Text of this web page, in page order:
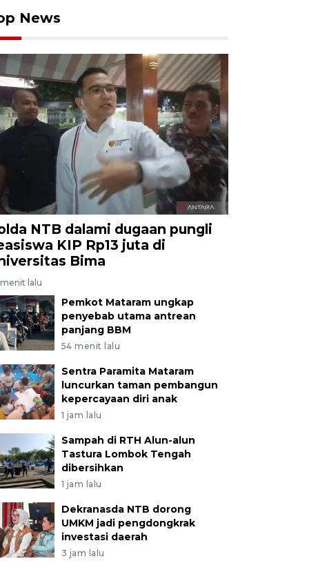
News
NTB dalami dugaan pungli
KIP Rp13 juta di
Bima
lalu
Pemkot Mataram ungkap
penyebab utama antrean
panjang BBM
54 menit lalu
Sentra Paramita Mataram
luncurkan taman pembangun
kepercayaan diri anak
1 jam lalu
Sampah di RTH Alun-alun
Tastura Lombok Tengah
dibersihkan
1 jam lalu
Dekranasda NTB dorong
UMKM jadi pengdongkrak
investasi daerah
3 jam lalu